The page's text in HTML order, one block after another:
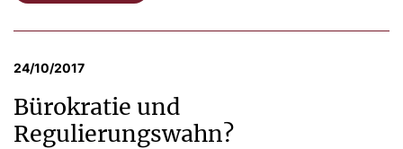
24/10/2017
Bürokratie und
Regulierungswahn?